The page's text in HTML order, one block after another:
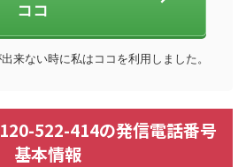
ココ
来ない時に私はココを利用しました。
522-414の発信電話番号
基本情報